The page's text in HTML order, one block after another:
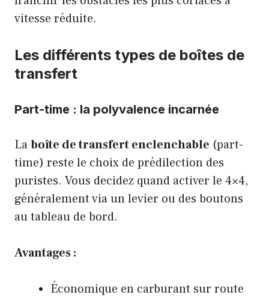
vitesse réduite.
Les différents types de boîtes de
transfert
Part-time : la polyvalence incarnée
Laboîte de transfert enclenchable (part-
time) reste le choix de prédilection des
puristes. Vous decidez quand activer le 4×4,
généralement via un levier ou des boutons
au tableau de bord.
Avantages :
Économique en carburant sur route